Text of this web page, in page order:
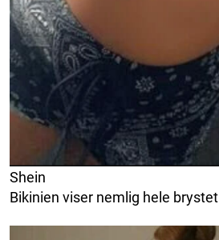
Shein
Bikinien viser nemlig hele brystet